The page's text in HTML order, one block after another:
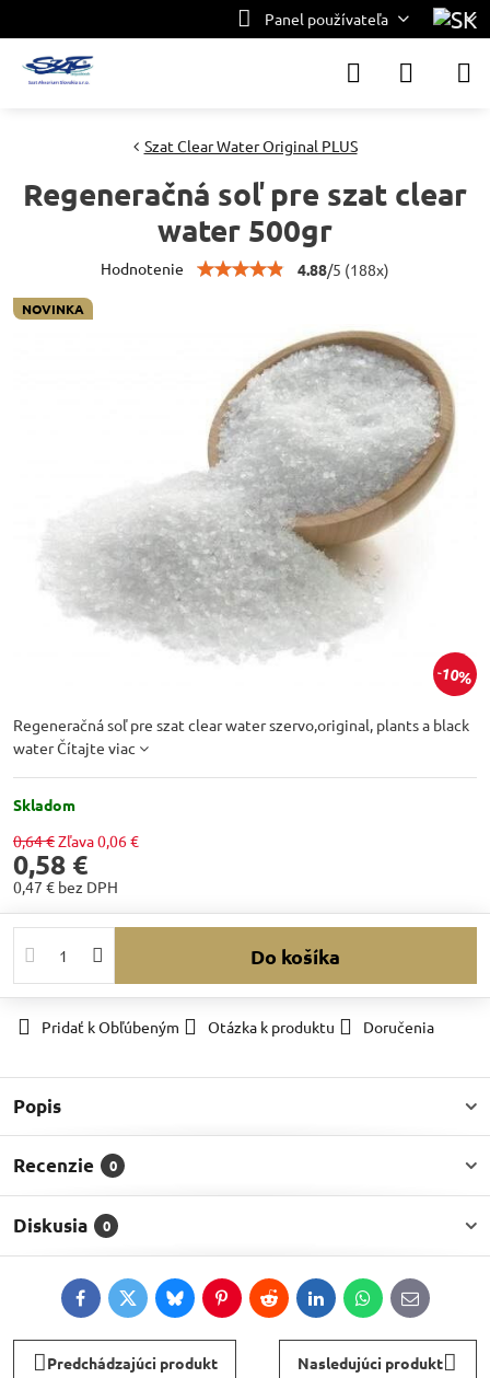
Panel používateľa
NOVINKA
10%
Szat Clear Water Original PLUS
Regeneračná soľ pre szat clear
water 500gr
Hodnotenie 4.88/5 (188x)
Regeneračná soľ pre szat clear water szervo,original, plants a black
waterČítajte viac
Skladom
0,64 €Zľava0,06 €
0,58 €
0,47 € bez DPH
Do košíka
Pridať k Obľúbeným Otázka k produktu Doručenia
Popis
Recenzie 0
Diskusia 0
FacebookTwitterBlueskyPinterestRedditLinkedInWhatsApp
E-
mail
Predchádzajúci produkt Nasledujúci produkt